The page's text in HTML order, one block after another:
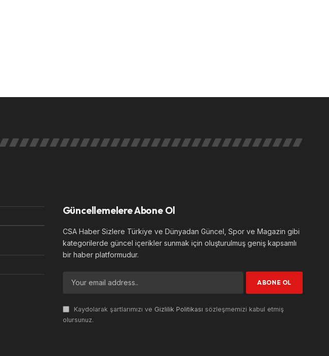
Güncellemelere Abone Ol
CSA Haber Sizlere Türkiye ve Dünyadan Güncel, Spor ve Magazin gibi
kategorilerde güncel içerikler sunmak için oluşturulmuş geniş kapsamlı
bir haber platformudur.
Kaydolarak şartlarımızı ve Gizlilik Politikası sözleşmemizi kabul etmiş
olursunuz.